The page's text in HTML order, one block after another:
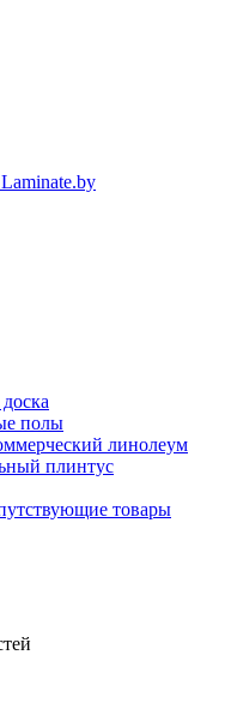
полы
линолеум
плинтус
товары